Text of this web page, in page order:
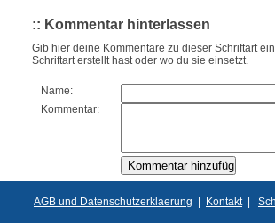
:: Kommentar hinterlassen
Gib hier deine Kommentare zu dieser Schriftart
Schriftart erstellt hast oder wo du sie einsetzt.
Name:
Kommentar:
AGB und Datenschutzerklaerung | Kontakt|